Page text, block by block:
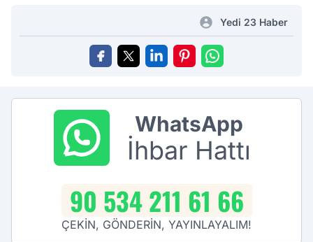
Yedi 23 Haber
WhatsApp
İhbar Hattı
90 534 211 61 66
ÇEKİN, GÖNDERİN, YAYINLAYALIM!